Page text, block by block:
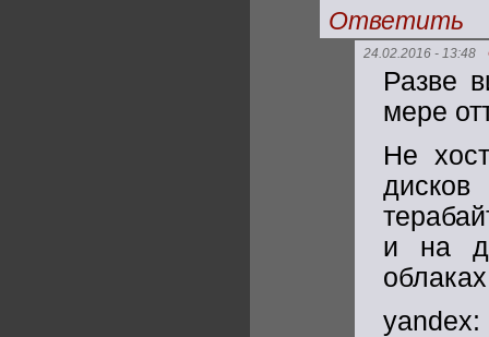
Ответить
24.02.2016 - 13:48
Разве
мере
Не
и на
yandex: